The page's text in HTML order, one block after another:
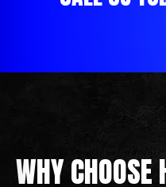
WHY